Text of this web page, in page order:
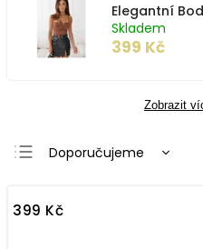
Elegantní
Skladem
399 Kč
Zobrazit
Doporučujeme
Nejdražší
399 Kč